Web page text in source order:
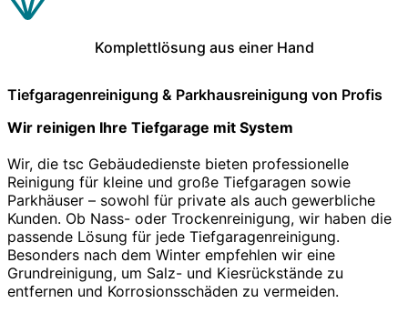
Komplettlösung aus einer Hand
Tiefgaragenreinigung & Parkhausreinigung von Profis
Wir reinigen Ihre Tiefgarage mit System
Wir, die tsc Gebäudedienste bieten professionelle
Reinigung für kleine und große Tiefgaragen sowie
Parkhäuser – sowohl für private als auch gewerbliche
Kunden. Ob Nass- oder Trockenreinigung, wir haben die
passende Lösung für jede Tiefgaragenreinigung.
Besonders nach dem Winter empfehlen wir eine
Grundreinigung, um Salz- und Kiesrückstände zu
entfernen und Korrosionsschäden zu vermeiden.